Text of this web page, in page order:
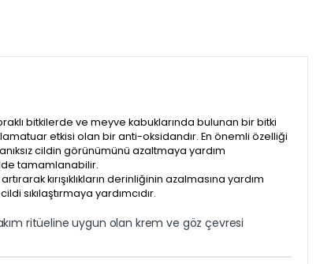
bitkilerde ve meyve kabuklarında bulunan bir bitki
etkisi olan bir anti-oksidandır. En önemli özelliği
cildin görünümünü azaltmaya yardım
tamamlanabilir.
kırışıklıkların derinliğinin azalmasına yardım
sıkılaştırmaya yardımcıdır.
ritüeline uygun olan krem ve göz çevresi